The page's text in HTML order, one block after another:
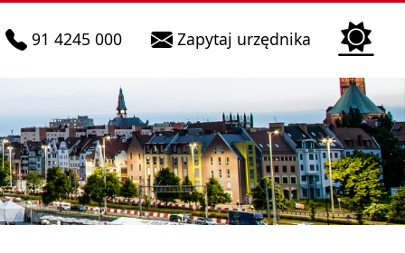
telefon do infolinii:
91 4245 000 Zapytaj urzędnika Biura